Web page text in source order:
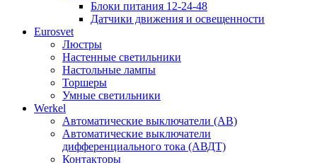
Блоки питания 12-24-48
Датчики движения и освещенности
Eurosvet
Люстры
Настенные светильники
Настольные лампы
Торшеры
Умные светильники
Werkel
Автоматические выключатели (АВ)
Автоматические выключатели
дифференциального тока (АВДТ)
Контакторы